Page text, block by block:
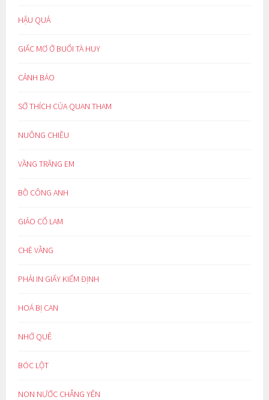
HẬU QUẢ
GIẤC MƠ Ở BUỔI TÀ HUY
CẢNH BÁO
SỞ THÍCH CỦA QUAN THAM
NUÔNG CHIỀU
VẦNG TRĂNG EM
BỒ CÔNG ANH
GIẢO CỔ LAM
CHÈ VẰNG
PHẢI IN GIẤY KIỂM ĐỊNH
HOÁ BỊ CAN
NHỚ QUÊ
BÓC LỘT
NON NƯỚC CHẲNG YÊN